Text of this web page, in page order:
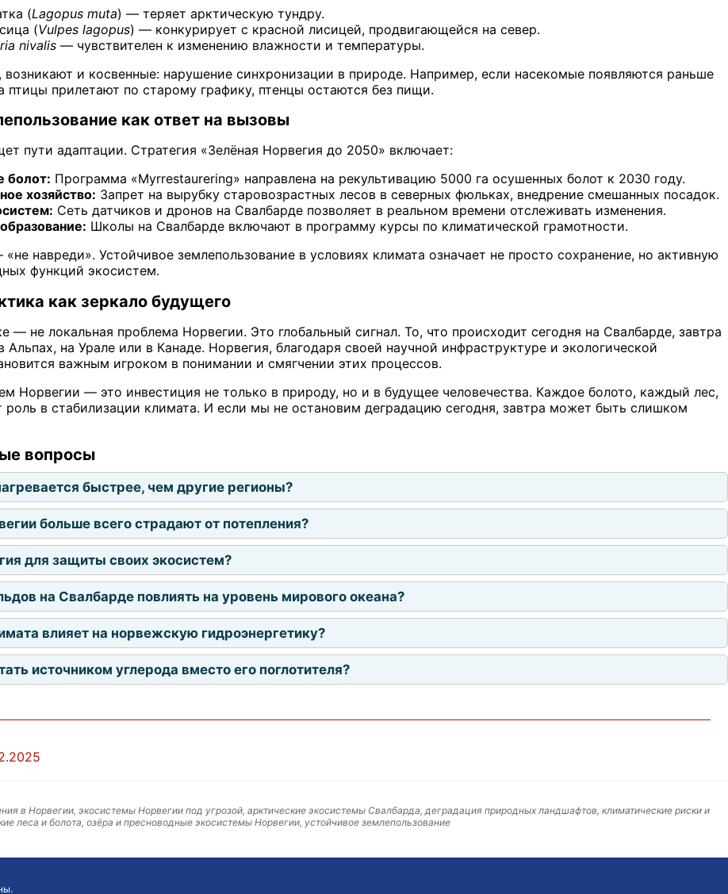
(Lagopus muta) — теряет арктическую тундру.
(Vulpes lagopus) — конкурирует с красной лисицей, продвигающейся на север.
nivalis — чувствителен к изменению влажности и температуры.
и косвенные: нарушение синхронизации в природе. Например, если насекомые появляются раньше
птицы прилетают по старому графику, птенцы остаются без пищи.
как ответ на вызовы
пути адаптации. Стратегия «Зелёная Норвегия до 2050» включает:
болот: Программа «Myrrestaurering» направлена на рекультивацию 5000 га осушенных болот к 2030 году.
хозяйство: Запрет на вырубку старовозрастных лесов в северных фюльках, внедрение смешанных посадок.
Сеть датчиков и дронов на Свалбарде позволяет в реальном времени отслеживать изменения.
Школы на Свалбарде включают в программу курсы по климатической грамотности.
навреди». Устойчивое землепользование в условиях климата означает не просто сохранение, но активную
функций экосистем.
как зеркало будущего
— не локальная проблема Норвегии. Это глобальный сигнал. То, что происходит сегодня на Свалбарде, завтра
на Урале или в Канаде. Норвегия, благодаря своей научной инфраструктуре и экологической
важным игроком в понимании и смягчении этих процессов.
Норвегии — это инвестиция не только в природу, но и в будущее человечества. Каждое болото, каждый лес,
роль в стабилизации климата. И если мы не остановим деградацию сегодня, завтра может быть слишком
вопросы
быстрее, чем другие регионы?
больше всего страдают от потепления?
для защиты своих экосистем?
на Свалбарде повлиять на уровень мирового океана?
влияет на норвежскую гидроэнергетику?
источником углерода вместо его поглотителя?
в Норвегии, экосистемы Норвегии под угрозой, арктические экосистемы Свалбарда, деградация природных ландшафтов, климатические риски и
леса и болота, озёра и пресноводные экосистемы Норвегии, устойчивое землепользование